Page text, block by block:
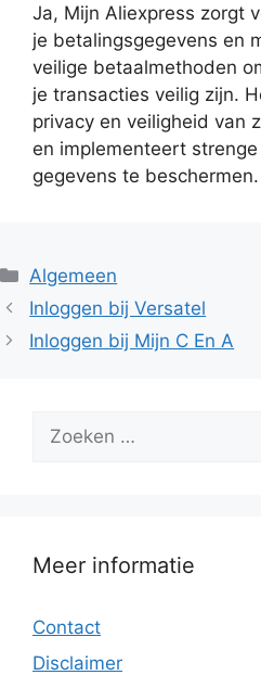
Ja, Mijn Aliexpress zorgt
je betalingsgegevens en
veilige betaalmethoden
je transacties veilig zijn.
privacy en veiligheid van
en implementeert
gegevens te beschermen.
Categorieën
Algemeen
Inloggen bij Versatel
Inloggen bij Mijn C En A
naar:
Meer informatie
Contact
Disclaimer